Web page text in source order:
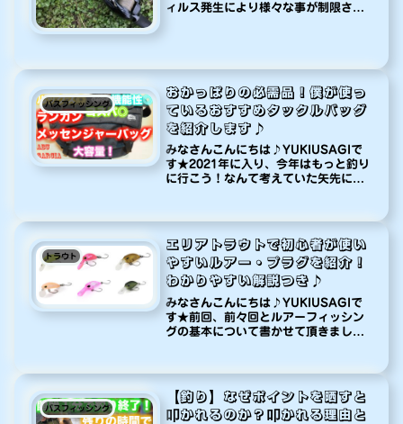
ィルス発生により様々な事が制限され
バスフィッシング
おかっぱりの必需品！僕が使っ
ているおすすめタックルバッグ
を紹介します♪
みなさんこんにちは♪YUKIUSAGIで
す★2021年に入り、今年はもっと釣り
に行こう！なんて考えていた矢先に緊
よう自粛しております（涙）まあ、人
のいない所を見つけたらいつ...
トラウト
エリアトラウトで初心者が使い
やすいルアー・プラグを紹介！
わかりやすい解説つき♪
みなさんこんにちは♪YUKIUSAGIで
す★前回、前々回とルアーフィッシン
グの基本について書かせて頂きまし
ズン！という事で今回は未経験の方、
初心者の方でも即戦力として使える...
バスフィッシング
【釣り】なぜポイントを晒すと
叩かれるのか？叩かれる理由と